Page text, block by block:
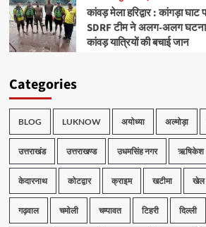
कांवड़ मेला हरिद्वार : कांगड़ा घाट
SDRF टीम ने अलग-अलग
कांवड़ यात्रियों की बचाई जान
Categories
BLOG LUKNOW अयोध्या अल्मोड़ा
उत्तराखंड उत्तराखण्ड उधमसिंह नगर ऋषिकेश
केदारनाथ कोटद्वार क्राइम खटीमा खेल
गढ़वाल चमोली चम्पावत टिहरी दिल्ली